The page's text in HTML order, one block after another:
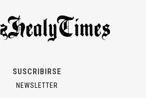
SUSCRIBIRSE
NEWSLETTER